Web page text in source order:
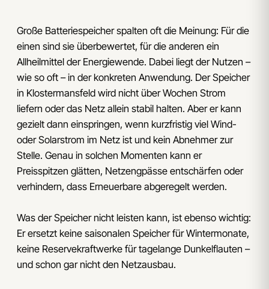
Große Batteriespeicher spalten oft die Meinung: Für die
einen sind sie überbewertet, für die anderen ein
Allheilmittel der Energiewende. Dabei liegt der Nutzen –
wie so oft – in der konkreten Anwendung. Der Speicher
in Klostermansfeld wird nicht über Wochen Strom
liefern oder das Netz allein stabil halten. Aber er kann
gezielt dann einspringen, wenn kurzfristig viel Wind-
oder Solarstrom im Netz ist und kein Abnehmer zur
Stelle. Genau in solchen Momenten kann er
Preisspitzen glätten, Netzengpässe entschärfen oder
verhindern, dass Erneuerbare abgeregelt werden.
Was der Speicher nicht leisten kann, ist ebenso wichtig:
Er ersetzt keine saisonalen Speicher für Wintermonate,
keine Reservekraftwerke für tagelange Dunkelflauten –
und schon gar nicht den Netzausbau.